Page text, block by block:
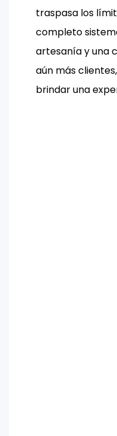
traspasa los
completo
artesanía y una
aún más
brindar una